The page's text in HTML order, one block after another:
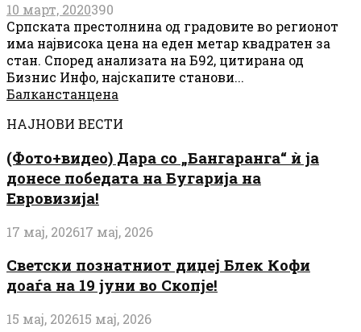
10 март, 2020390
Српската престолнина од градовите во регионот
има највисока цена на еден метар квадратен за
стан. Според анализата на Б92, цитирана од
Бизнис Инфо, најскапите станови...
Балканстанцена
НАЈНОВИ ВЕСТИ
(Фото+видео) Дара со „Бангаранга“ ѝ ја
донесе победата на Бугарија на
Евровизија!
17 мај, 202617 мај, 2026
Светски познатниот диџеј Блек Кофи
доаѓа на 19 јуни во Скопје!
15 мај, 202615 мај, 2026